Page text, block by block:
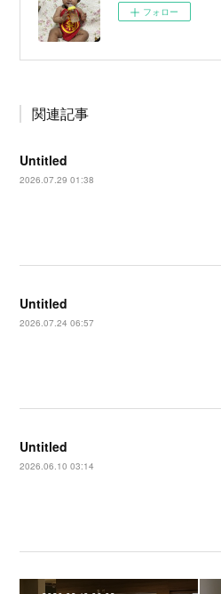
フォロー
関連記事
Untitled
2026.07.29 01:38
Untitled
2026.07.24 06:57
Untitled
2026.06.10 03:14